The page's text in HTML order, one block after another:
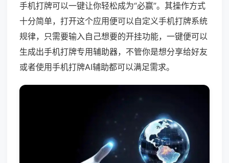
手机打牌可以一键让你轻松成为“必赢”。其操作方式
十分简单，打开这个应用便可以自定义手机打牌系统
规律，只需要输入自己想要的开挂功能，一键便可以
生成出手机打牌专用辅助器，不管你是想分享给好友
或者使用手机打牌AI辅助都可以满足需求。